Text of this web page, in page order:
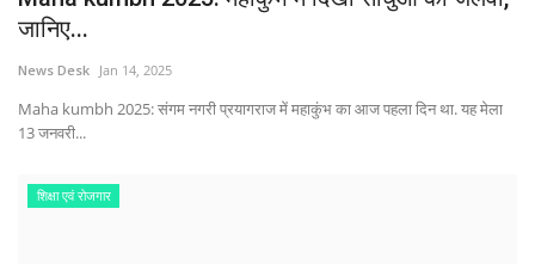
जानिए...
News Desk Jan 14, 2025
Maha kumbh 2025: संगम नगरी प्रयागराज में महाकुंभ का आज पहला दिन था. यह मेला
13 जनवरी...
शिक्षा एवं रोजगार